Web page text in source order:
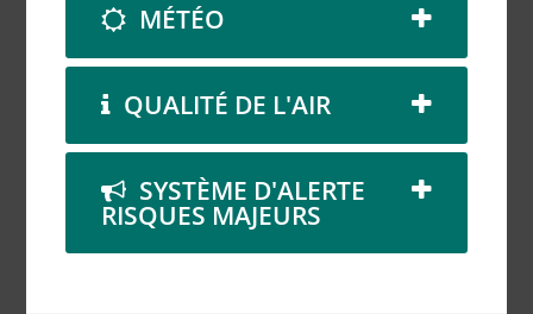
MÉTÉO
QUALITÉ DE L'AIR
SYSTÈME D'ALERTE
RISQUES MAJEURS